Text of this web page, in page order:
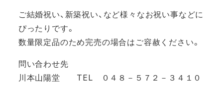
ご結婚祝い、新築祝い、など様々なお祝い事などに
ぴったりです。
数量限定品のため完売の場合はご容赦ください。
問い合わせ先
川本山陽堂 TEL ０４８－５７２－３４１０